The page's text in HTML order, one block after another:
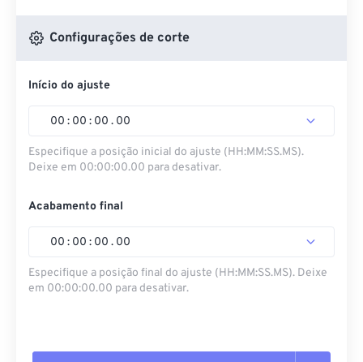
Configurações de corte
Início do ajuste
00 : 00 : 00 . 00
Especifique a posição inicial do ajuste (HH:MM:SS.MS).
Deixe em 00:00:00.00 para desativar.
Acabamento final
00 : 00 : 00 . 00
Especifique a posição final do ajuste (HH:MM:SS.MS). Deixe
em 00:00:00.00 para desativar.